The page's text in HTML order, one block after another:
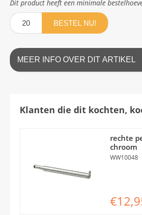
Dit product heeft een minimale
BESTEL NU!
MEER INFO OVER DIT ARTIKEL
Klanten die dit kochten,
rechte
chroom
WW10048